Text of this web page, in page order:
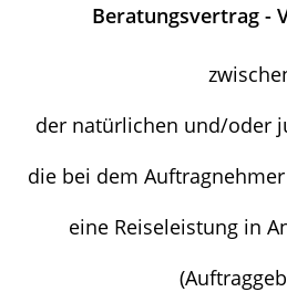
Beratungsvertrag -
der natürlichen und/oder
die bei dem
eine Reiseleistung in